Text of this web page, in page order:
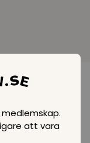
att vara
(Vardagen.se)